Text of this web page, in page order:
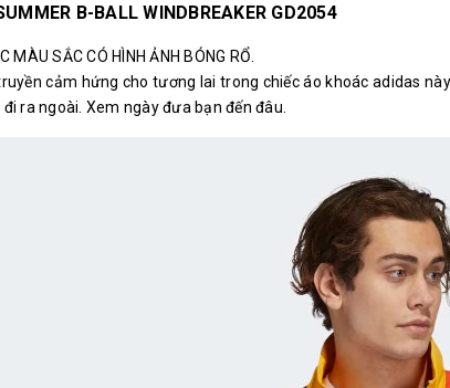
B-BALL WINDBREAKER GD2054
MÀU SẮC CÓ HÌNH ẢNH BÓNG RỔ.
cảm hứng cho tương lai trong chiếc áo khoác adidas
ra ngoài. Xem ngày đưa bạn đến đâu.